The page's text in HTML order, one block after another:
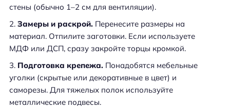
стены (обычно 1–2 см для вентиляции).
Замеры и раскрой. Перенесите размеры на
материал. Отпилите заготовки. Если используете
МДФ или ДСП, сразу закройте торцы кромкой.
Подготовка крепежа. Понадобятся мебельные
уголки (скрытые или декоративные в цвет) и
саморезы. Для тяжелых полок используйте
металлические подвесы.